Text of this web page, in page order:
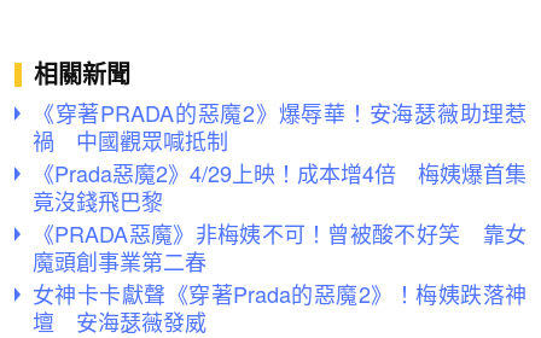
相關新聞
《穿著PRADA的惡魔2》爆辱華！安海瑟薇助理惹
禍 中國觀眾喊抵制
《Prada惡魔2》4/29上映！成本增4倍 梅姨爆首集
竟沒錢飛巴黎
《PRADA惡魔》非梅姨不可！曾被酸不好笑 靠女
魔頭創事業第二春
女神卡卡獻聲《穿著Prada的惡魔2》！梅姨跌落神
壇 安海瑟薇發威